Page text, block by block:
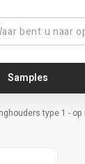
Samples
type 1 -